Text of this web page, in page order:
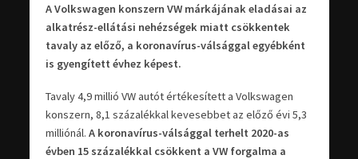
A Volkswagen konszern VW márkájának eladásai az
alkatrész-ellátási nehézségek miatt csökkentek
tavaly az előző, a koronavírus-válsággal egyébként
is gyengített évhez képest.
Tavaly 4,9 millió VW autót értékesített a Volkswagen
konszern, 8,1 százalékkal kevesebbet az előző évi 5,3
milliónál. A koronavírus-válsággal terhelt 2020-as
évben 15 százalékkal csökkent a VW forgalma a